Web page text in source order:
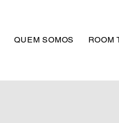
QUEM SOMOS ROOM